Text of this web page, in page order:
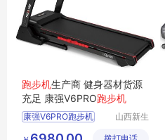
跑步机生产商 健身器材货源
充足 康强V6PRO跑步机
康强V6PRO跑步机
山西新生